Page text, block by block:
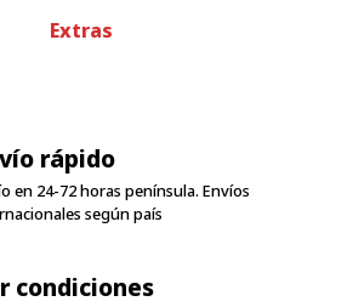
Extras
rápido
en 24-72 horas península. Envíos
según país
condiciones